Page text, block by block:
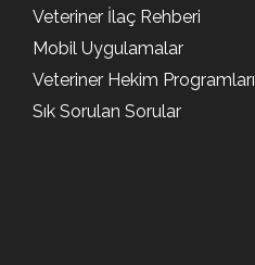
Veteriner İlaç Rehberi
Mobil Uygulamalar
Veteriner Hekim Programları
Sık Sorulan Sorular